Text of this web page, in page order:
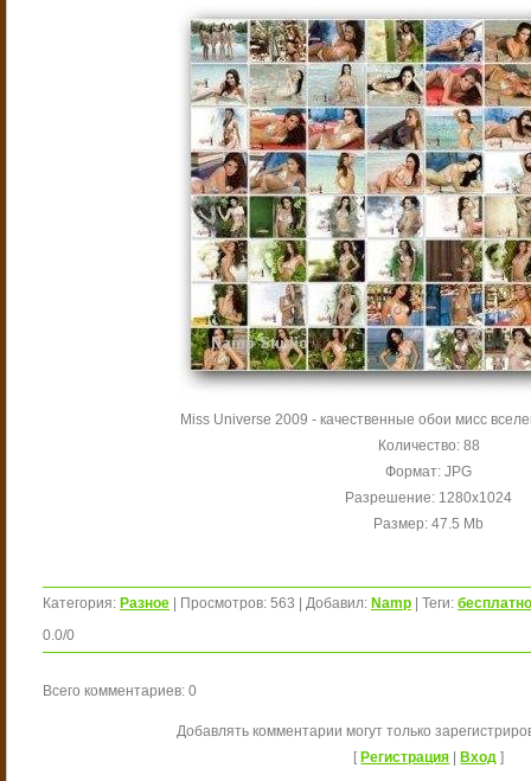
Miss Universe 2009 - качественные обои мисс
Количество: 88
Формат: JPG
Разрешение: 1280x1024
Размер: 47.5 Мb
Категория: Разное Просмотров: 563 Добавил: Namp Теги: бесплатно
0.0/0
Всего комментариев: 0
Добавлять комментарии могут только
[ Регистрация Вход ]